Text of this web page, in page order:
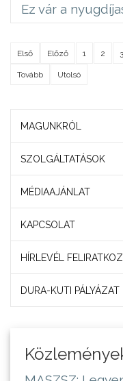
Ez vár a
Első Előző 1 2 3
Tovább Utolsó
MAGUNKRÓL
SZOLGÁLTATÁSOK
MÉDIAAJÁNLAT
KAPCSOLAT
HÍRLEVÉL
DURA-KUTI PÁLYÁZAT